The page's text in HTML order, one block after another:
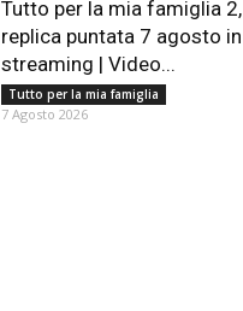
Tutto per la mia famiglia 2,
replica puntata 7 agosto in
streaming | Video...
Tutto per la mia famiglia
7 Agosto 2026